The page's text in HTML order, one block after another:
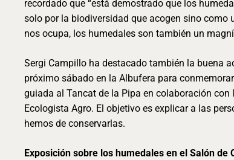
recordado que “está demostrado que los
solo por la biodiversidad que acogen sino como
nos ocupa, los humedales son también un
Sergi Campillo ha destacado también la buena
próximo sábado en la Albufera para
guiada al Tancat de la Pipa en colaboración
Ecologista Agro. El objetivo es explicar a las
hemos de conservarlas.
Exposición sobre los humedales en el Salón de